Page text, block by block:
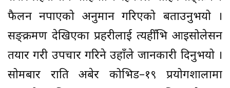
फैलन नपाएको अनुमान गरिएको बताउनुभयो ।
सङ्क्रमण देखिएका प्रहरीलाई त्यहीँभित्र आइसोलेसन
तयार गरी उपचार गरिने उहाँले जानकारी दिनुभयो ।
सोमबार राति अबेर कोभिड–१९ प्रयोगशालामा